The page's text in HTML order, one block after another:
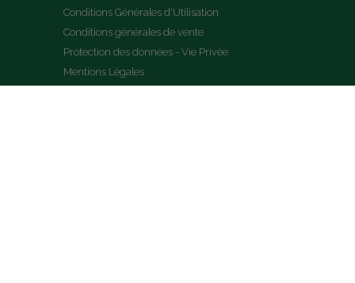
Conditions Générales d'Utilisation
Conditions générales de vente
Protection des données - Vie Privée
Mentions Légales